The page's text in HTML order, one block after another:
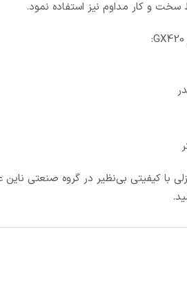
سخت و کار مداوم نیز استفاده نمود.
با کیفیتی بی‌نظیر در گروه صنعتی